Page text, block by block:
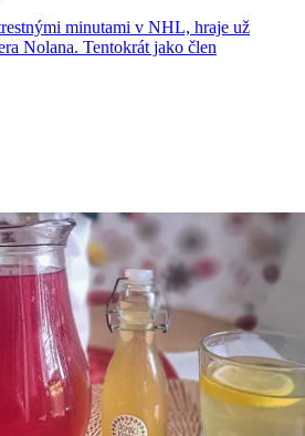
minutami v NHL, hraje už
Nolana. Tentokrát jako člen